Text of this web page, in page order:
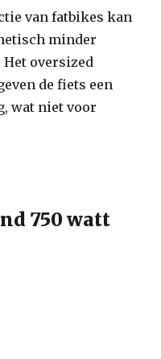
van fatbikes kan
minder
oversized
de fiets een
wat niet voor
750 watt